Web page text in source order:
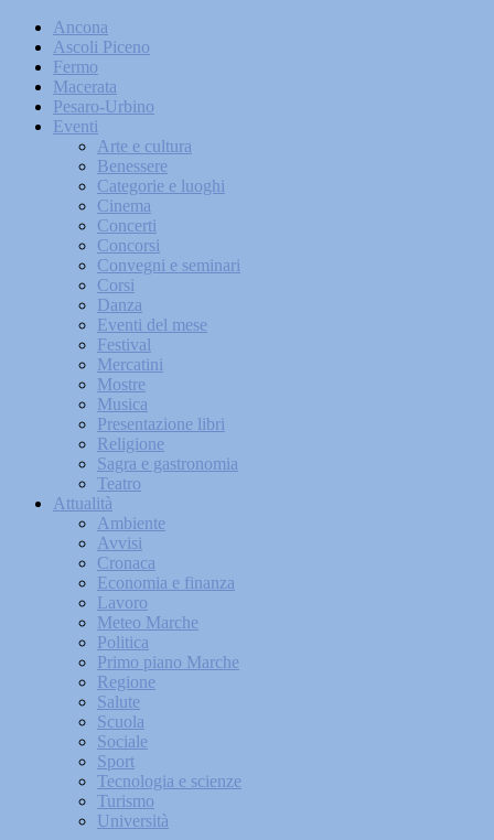
Ancona
Ascoli Piceno
Fermo
Macerata
Pesaro-Urbino
Eventi
Arte e cultura
Benessere
Categorie e luoghi
Cinema
Concerti
Concorsi
Convegni e seminari
Corsi
Danza
Eventi del mese
Festival
Mercatini
Mostre
Musica
Presentazione libri
Religione
Sagra e gastronomia
Teatro
Attualità
Ambiente
Avvisi
Cronaca
Economia e finanza
Lavoro
Meteo Marche
Politica
Primo piano Marche
Regione
Salute
Scuola
Sociale
Sport
Tecnologia e scienze
Turismo
Università